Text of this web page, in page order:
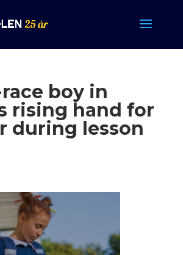
boy in
rising hand for
during lesson